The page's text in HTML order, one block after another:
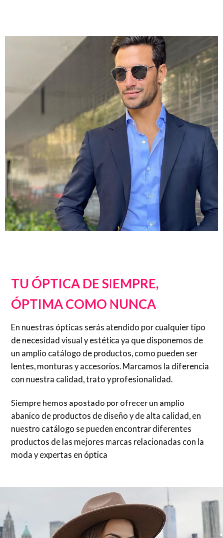
TU ÓPTICA DE SIEMPRE,
ÓPTIMA COMO NUNCA
En nuestras ópticas serás atendido por cualquier tipo
de necesidad visual y estética ya que disponemos de
un amplio catálogo de productos, como pueden ser
lentes, monturas y accesorios. Marcamos la diferencia
con nuestra calidad, trato y profesionalidad.
Siempre hemos apostado por ofrecer un amplio
abanico de productos de diseño y de alta calidad, en
nuestro catálogo se pueden encontrar diferentes
productos de las mejores marcas relacionadas con la
moda y expertas en óptica